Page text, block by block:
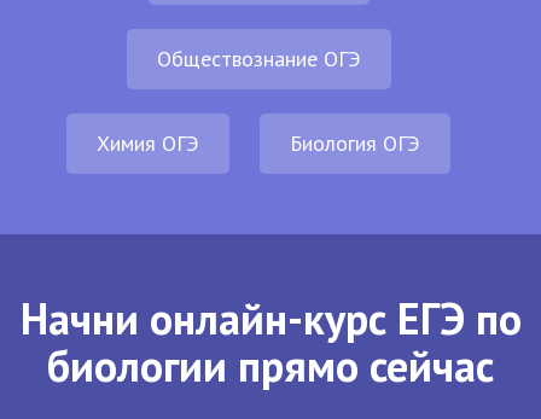
Обществознание ОГЭ
Химия ОГЭ Биология ОГЭ
Начни онлайн-курс ЕГЭ по
биологии прямо сейчас